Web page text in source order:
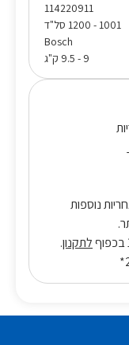
114220911
1001 - 1200 סל"ד
Bosch
9 - 9.5 ק"ג
נוספות
לתקנון.